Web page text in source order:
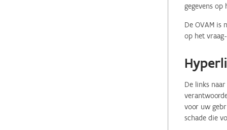
gegevens
De OVAM is
op het
De links
voor uw
schade die